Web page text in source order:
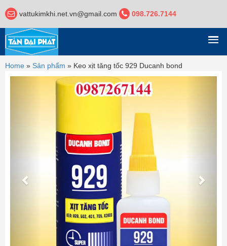
vattukimkhi.net.vn@gmail.com 098.726.7144
DANH MỤC
Home » Sản phẩm » Keo xịt tăng tốc 929 Ducanh bond
Previous